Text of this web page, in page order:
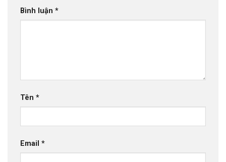
Bình luận *
Tên *
Email *